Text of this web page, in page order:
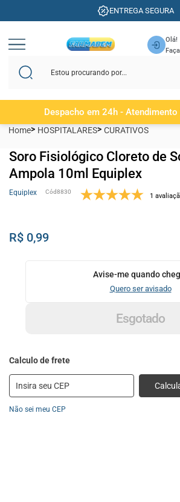
ENTREGA SEGURA
Olá!
Despacho em 24h - Atendimento
Home HOSPITALARES CURATIVOS
Soro Fisiológico Cloreto de
Ampola 10ml Equiplex
Equiplex 8830 1
R$ 0,99
Esgotado
Avise-me quando
Quero ser avisado
Não sei meu CEP